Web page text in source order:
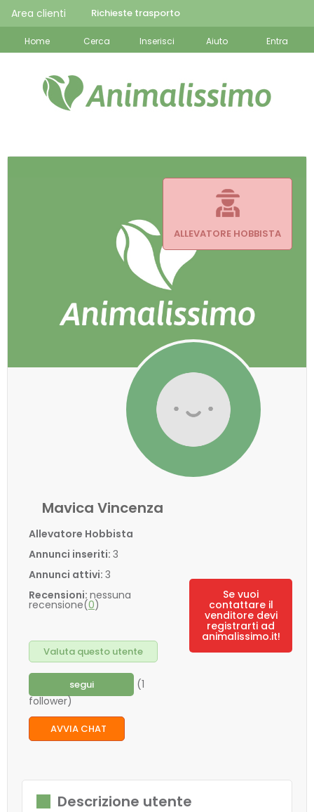
Area clienti Richieste trasporto
Home Cerca Inserisci Aiuto Entra
ALLEVATORE HOBBISTA
Mavica Vincenza
Allevatore Hobbista
Annunci inseriti: 3
Annunci attivi: 3
Recensioni: nessuna
recensione(0)
Valuta questo utente
segui
(1
follower)
AVVIA CHAT
Se vuoi
contattare il
venditore devi
registrarti ad
animalissimo.it!
Descrizione utente